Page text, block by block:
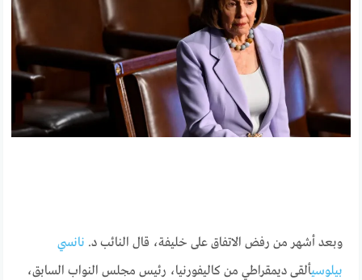
وبعد أشهر من رفض الاتفاق على خليفة، قال النائب د. نانسي
بيلوسيألقى ديمقراطي من كاليفورنيا، رئيس مجلس النواب السابق،